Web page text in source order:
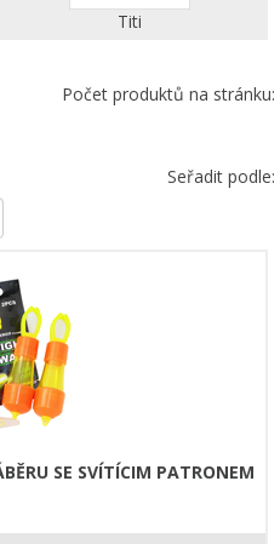
Titi
Počet produktů na stránku:
Seřadit podle:
SE SVÍTÍCIM PATRONEM